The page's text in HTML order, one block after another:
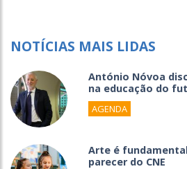
NOTÍCIAS MAIS LIDAS
António Nóvoa
na educação do
AGENDA
Arte é
parecer do CNE